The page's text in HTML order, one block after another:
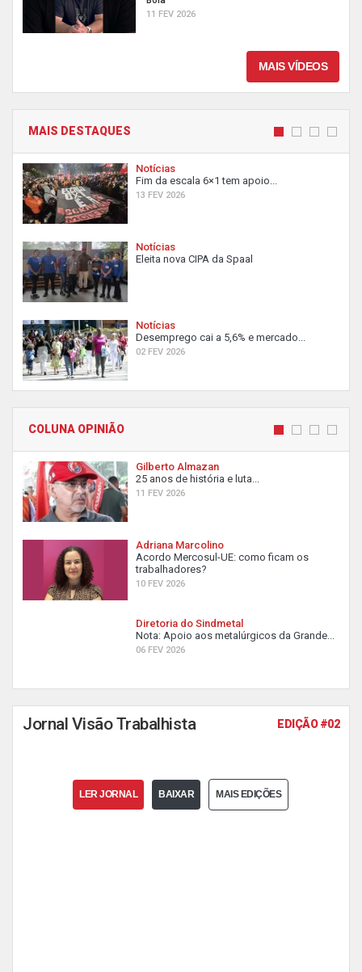
11 FEV 2026
MAIS VÍDEOS
MAIS DESTAQUES
Notícias
Fim da escala 6×1 tem apoio...
13 FEV 2026
Notícias
Eleita nova CIPA da Spaal
Notícias
Desemprego cai a 5,6% e mercado...
02 FEV 2026
COLUNA OPINIÃO
Gilberto Almazan
25 anos de história e luta...
11 FEV 2026
Adriana Marcolino
Acordo Mercosul-UE: como ficam os
trabalhadores?
10 FEV 2026
Diretoria do Sindmetal
Nota: Apoio aos metalúrgicos da Grande...
06 FEV 2026
Jornal Visão Trabalhista EDIÇÃO #02
LER JORNAL BAIXAR MAIS EDIÇÕES